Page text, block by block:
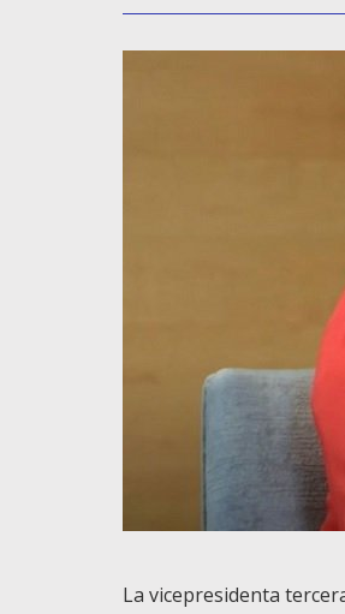
La vicepresidenta